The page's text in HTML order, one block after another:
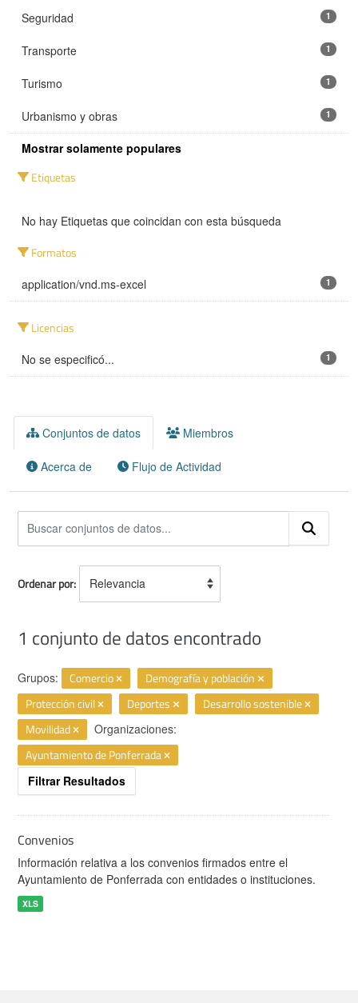
Seguridad 1
Transporte 1
Turismo 1
Urbanismo y obras 1
Mostrar solamente populares
Etiquetas
No hay Etiquetas que coincidan con esta búsqueda
Formatos
application/vnd.ms-excel 1
Licencias
No se especificó... 1
Conjuntos de datos Miembros
Acerca de Flujo de Actividad
Ordenar por
1 conjunto de datos encontrado
Grupos: Comercio
Demografía y población
Protección civil
Deportes
Desarrollo sostenible
Movilidad
Organizaciones:
Ayuntamiento de Ponferrada
Filtrar Resultados
Convenios
Información relativa a los convenios firmados entre el
Ayuntamiento de Ponferrada con entidades o instituciones.
XLS